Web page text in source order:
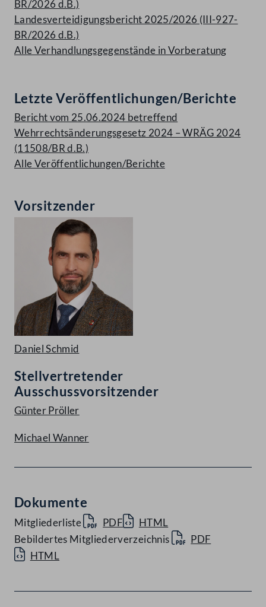
BR/2026 d.B.)
Landesverteidigungsbericht 2025/2026 (III-927-
BR/2026 d.B.)
Alle Verhandlungsgegenstände in Vorberatung
Letzte Veröffentlichungen/Berichte
Bericht vom 25.06.2024 betreffend
Wehrrechtsänderungsgesetz 2024 – WRÄG 2024
(11508/BR d.B.)
Alle Veröffentlichungen/Berichte
Vorsitzender
Daniel Schmid
Stellvertretender
Ausschussvorsitzender
Günter Pröller
Michael Wanner
Dokumente
Mitgliederliste PDF
HTML
Bebildertes Mitgliederverzeichnis
PDF
HTML